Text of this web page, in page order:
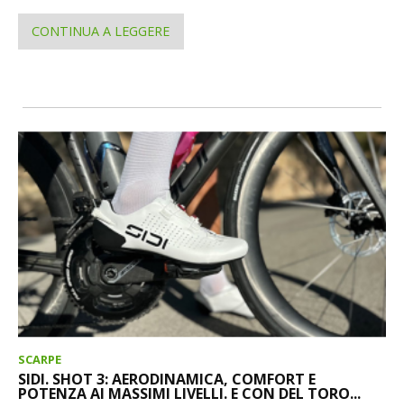
CONTINUA A LEGGERE
SCARPE
SIDI. SHOT 3: AERODINAMICA, COMFORT E
POTENZA AI MASSIMI LIVELLI. E CON DEL TORO...